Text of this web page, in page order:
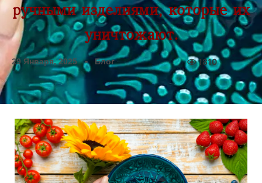
ручными изделиями, которые их
уничтожают.
29 Января, 2025 Блог 1810